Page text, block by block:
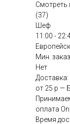
(37)
Шеф
11:00 -
Мин.
Нет
Доставка:
от 25 р —
оплата
Время